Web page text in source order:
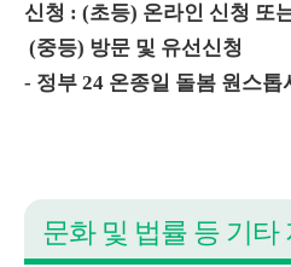
신청 : (초등) 온라인 신청 또
(중등) 방문 및 유선신청
- 정부 24 온종일 돌봄 원스톱
문화 및 법률 등 기타